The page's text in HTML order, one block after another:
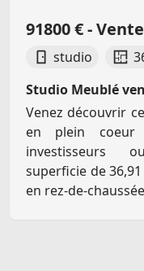
91800 € -
studio
Studio Meublé
Venez découvrir
en plein coeur
investisseurs
superficie de
en rez-de-